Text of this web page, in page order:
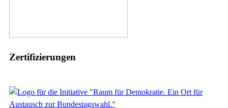
Zertifizierungen